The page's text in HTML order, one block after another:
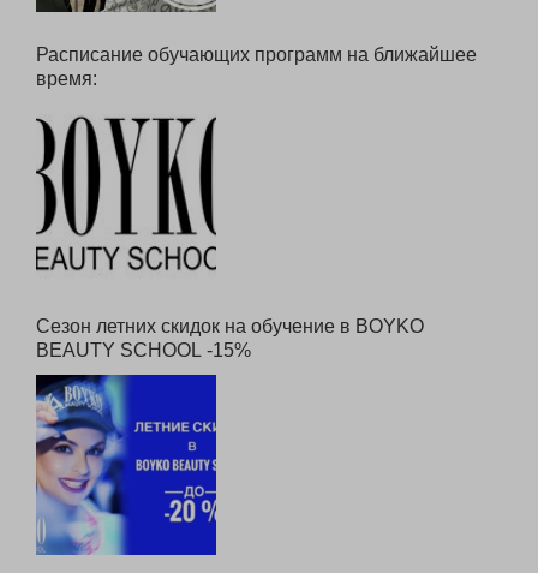
Расписание обучающих программ на ближайшее
время:
Сезон летних скидок на обучение в BOYKO
BEAUTY SCHOOL -15%